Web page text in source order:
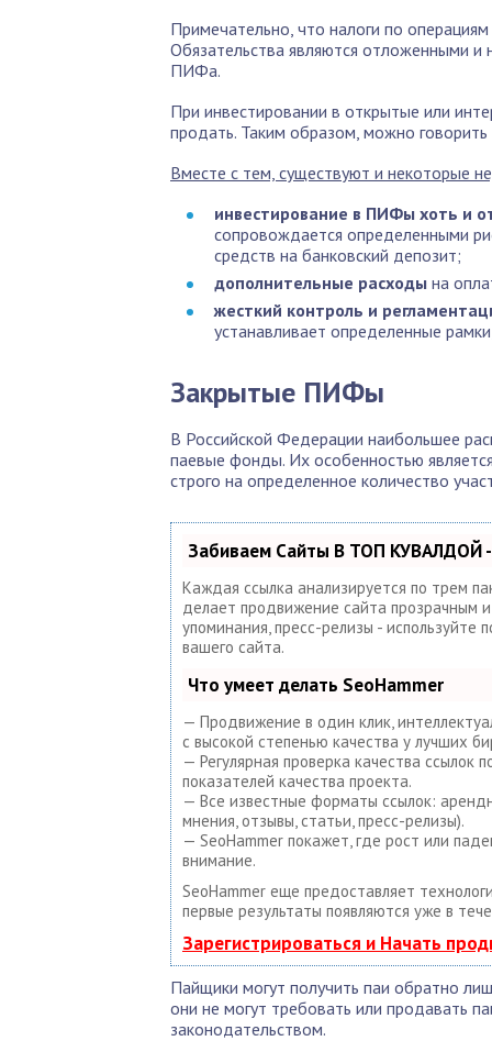
Примечательно, что налоги по
Обязательства являются отложенными
ПИФа.
При инвестировании в открытые или
продать. Таким образом, можно
Вместе с тем, существуют и некоторые
инвестирование в ПИФы хоть и
сопровождается определенными
средств на банковский депозит;
дополнительные расходы на
жесткий контроль и
устанавливает определенные
Закрытые ПИФы
В Российской Федерации наибольшее
паевые фонды. Их особенностью
строго на определенное количество
Забиваем Сайты В ТОП КУВАЛДОЙ -
Каждая ссылка анализируется по трем
делает продвижение сайта прозрачным
упоминания, пресс-релизы -
вашего сайта.
Что умеет делать SeoHammer
— Продвижение в один клик,
с высокой степенью качества у лучших
— Регулярная проверка качества
показателей качества проекта.
— Все известные форматы ссылок:
мнения, отзывы, статьи, пресс-релизы).
— SeoHammer покажет, где рост или
внимание.
SeoHammer еще предоставляет
первые результаты появляются уже в
Зарегистрироваться и Начать
Пайщики могут получить паи обратно
они не могут требовать или продавать
законодательством.